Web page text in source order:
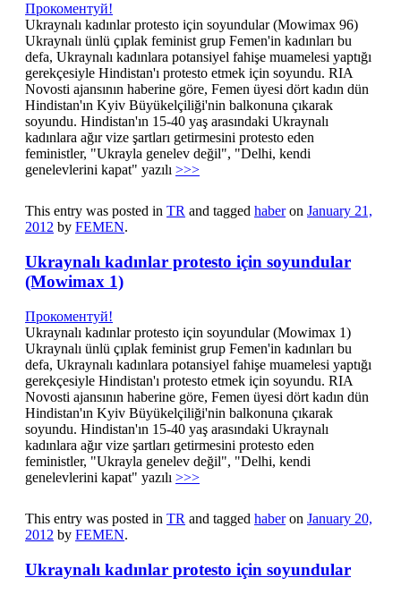
Прокоментуй!
Ukraynalı kadınlar protesto için soyundular (Mowimax 96)
Ukraynalı ünlü çıplak feminist grup Femen'in kadınları bu
defa, Ukraynalı kadınlara potansiyel fahişe muamelesi yaptığı
gerekçesiyle Hindistan'ı protesto etmek için soyundu. RIA
Novosti ajansının haberine göre, Femen üyesi dört kadın dün
Hindistan'ın Kyiv Büyükelçiliği'nin balkonuna çıkarak
soyundu. Hindistan'ın 15-40 yaş arasındaki Ukraynalı
kadınlara ağır vize şartları getirmesini protesto eden
feministler, "Ukrayla genelev değil", "Delhi, kendi
genelevlerini kapat" yazılı >>>
This entry was posted in TR and tagged haberon January 21,
2012 by FEMEN.
Ukraynalı kadınlar protesto için soyundular
(Mowimax 1)
Прокоментуй!
Ukraynalı kadınlar protesto için soyundular (Mowimax 1)
Ukraynalı ünlü çıplak feminist grup Femen'in kadınları bu
defa, Ukraynalı kadınlara potansiyel fahişe muamelesi yaptığı
gerekçesiyle Hindistan'ı protesto etmek için soyundu. RIA
Novosti ajansının haberine göre, Femen üyesi dört kadın dün
Hindistan'ın Kyiv Büyükelçiliği'nin balkonuna çıkarak
soyundu. Hindistan'ın 15-40 yaş arasındaki Ukraynalı
kadınlara ağır vize şartları getirmesini protesto eden
feministler, "Ukrayla genelev değil", "Delhi, kendi
genelevlerini kapat" yazılı >>>
This entry was posted in TR and tagged haberon January 20,
2012 by FEMEN.
Ukraynalı kadınlar protesto için soyundular